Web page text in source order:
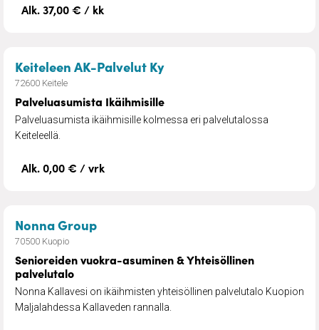
Alk. 37,00 € / kk
Keiteleen AK-Palvelut Ky– Palveluasumista
72600 Keitele
Palveluasumista Ikäihmisille
Palveluasumista ikäihmisille kolmessa eri palvelutalossa
Keiteleellä.
Alk. 0,00 € / vrk
Nonna Group– Senioreiden vuokra-asuminen &
70500 Kuopio
Senioreiden vuokra-asuminen & Yhteisöllinen
palvelutalo
Nonna Kallavesi on ikäihmisten yhteisöllinen palvelutalo Kuopion
Maljalahdessa Kallaveden rannalla.